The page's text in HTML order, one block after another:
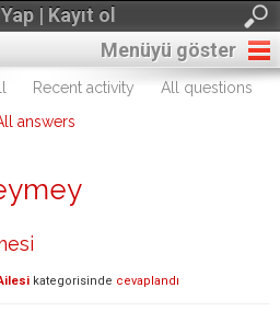
| Kayıt ol
Menüyü göster
Recent activity
All questions
answers
kategorisinde cevaplandı